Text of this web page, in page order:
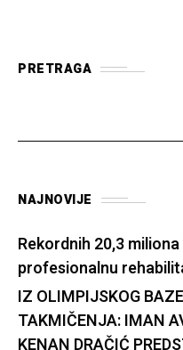
PRETRAGA
NAJNOVIJE
Rekordnih 20,3
profesionalnu
IZ OLIMPIJSKOG
TAKMIČENJA: IMAN